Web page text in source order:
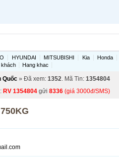
HYUNDAI MITSUBISHI Kia
Honda
khách Hang khac
Quốc » Đã xem: 1352. Mã Tin: 1354804
RV 1354804 gửi 8336 (giá 3000đ/SMS)